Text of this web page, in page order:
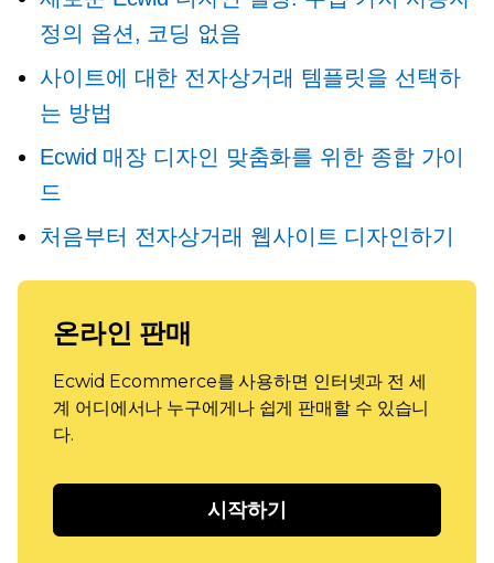
정의 옵션, 코딩 없음
사이트에 대한 전자상거래 템플릿을 선택하
는 방법
Ecwid 매장 디자인 맞춤화를 위한 종합 가이
드
처음부터 전자상거래 웹사이트 디자인하기
온라인 판매
Ecwid Ecommerce를 사용하면 인터넷과 전 세
계 어디에서나 누구에게나 쉽게 판매할 수 있습니
다.
시작하기